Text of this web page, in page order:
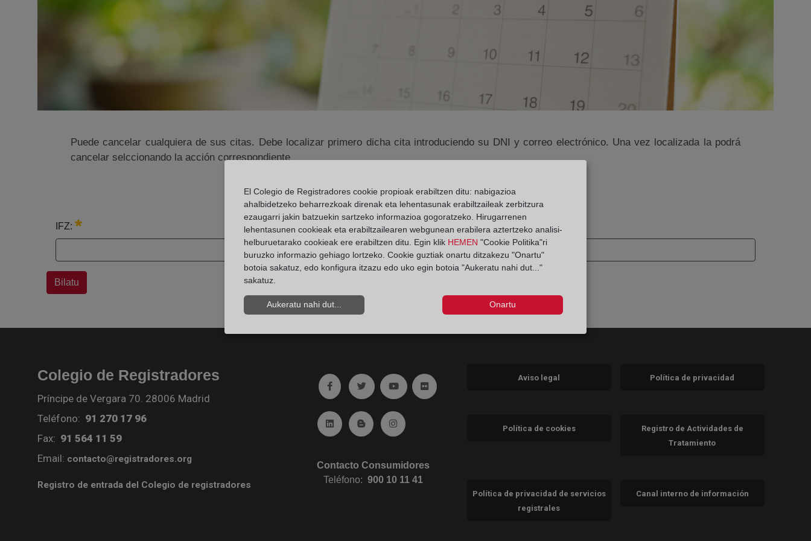
Puede cancelar cualquiera de sus citas. Debe localizar primero dicha cita introduciendo su DNI y correo electrónico. Una vez localizada la podrá
cancelar selccionando la acción correspondiente
IFZ: Posta elektronikoa
Bilatu
Colegio de Registradores
Príncipe de Vergara 70. 28006 Madrid
Teléfono: 91 270 17 96
Fax: 91 564 11 59
Email: contacto@registradores.org
Registro de entrada del Colegio de registradores
Ir a facebook (abre en ventana nueva)
Ir a twitter (abre en ventana nueva)
Ir a YouTube (abre en ventana nueva)
Ir a Flickr (abre en ventana nueva)
Ir a Linkedin (abre en ventana nueva)
Ir al Blog (abre en ventana nueva)
Ir a Instagram (abre en ventana nueva)
Contacto Consumidores
Teléfono:900 10 11 41
Aviso legal Política de privacidad
Política de cookies
Registro de Actividades de
Tratamiento
Política de privacidad de servicios
registrales
Canal interno de información
El Colegio de Registradores cookie propioak erabiltzen ditu: nabigazioa
ahalbidetzeko beharrezkoak direnak eta lehentasunak erabiltzaileak zerbitzura
ezaugarri jakin batzuekin sartzeko informazioa gogoratzeko. Hirugarrenen
lehentasunen cookieak eta erabiltzailearen webgunean erabilera aztertzeko analisi-
helburuetarako cookieak ere erabiltzen ditu. Egin klik HEMEN "Cookie Politika"ri
buruzko informazio gehiago lortzeko. Cookie guztiak onartu ditzakezu "Onartu"
botoia sakatuz, edo konfigura itzazu edo uko egin botoia "Aukeratu nahi dut..."
sakatuz.
Aukeratu nahi dut... Onartu